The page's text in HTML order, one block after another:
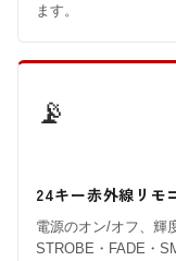
ます。
📡
24キー赤外線リモ
電源のオン/オフ、輝
STROBE・FADE・